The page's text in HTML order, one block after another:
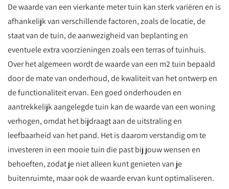
De waarde van een vierkante meter tuin kan sterk variëren en is
afhankelijk van verschillende factoren, zoals de locatie, de
staat van de tuin, de aanwezigheid van beplanting en
eventuele extra voorzieningen zoals een terras of tuinhuis.
Over het algemeen wordt de waarde van een m2 tuin bepaald
door de mate van onderhoud, de kwaliteit van het ontwerp en
de functionaliteit ervan. Een goed onderhouden en
aantrekkelijk aangelegde tuin kan de waarde van een woning
verhogen, omdat het bijdraagt aan de uitstraling en
leefbaarheid van het pand. Het is daarom verstandig om te
investeren in een mooie tuin die past bij jouw wensen en
behoeften, zodat je niet alleen kunt genieten van je
buitenruimte, maar ook de waarde ervan kunt optimaliseren.